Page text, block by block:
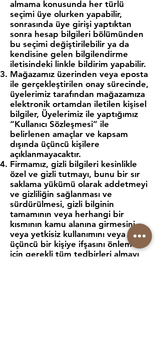
almama konusunda her türlü
seçimi üye olurken yapabilir,
sonrasında üye girişi yaptıktan
sonra hesap bilgileri bölümünden
bu seçimi değiştirilebilir ya da
kendisine gelen bilgilendirme
iletisindeki linkle bildirim yapabilir.
Mağazamız üzerinden veya eposta
ile gerçekleştirilen onay sürecinde,
üyelerimiz tarafından mağazamıza
elektronik ortamdan iletilen kişisel
bilgiler, Üyelerimiz ile yaptığımız
“Kullanıcı Sözleşmesi” ile
belirlenen amaçlar ve kapsam
dışında üçüncü kişilere
açıklanmayacaktır.
Firmamız, gizli bilgileri kesinlikle
özel ve gizli tutmayı, bunu bir sır
saklama yükümü olarak addetmeyi
ve gizliliğin sağlanması ve
sürdürülmesi, gizli bilginin
tamamının veya herhangi bir
kısmının kamu alanına girmesini
veya yetkisiz kullanımını veya
üçüncü bir kişiye ifşasını önlemek
için gerekli tüm tedbirleri almayı